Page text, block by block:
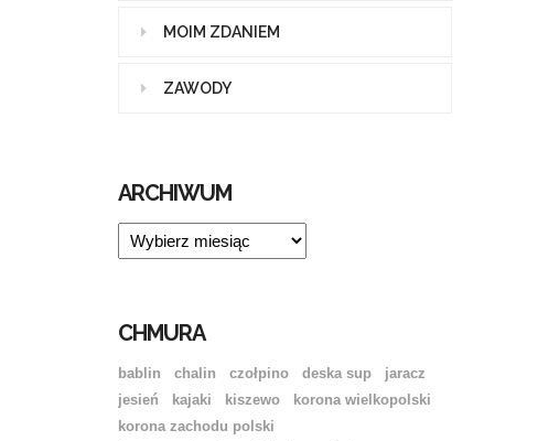
MOIM ZDANIEM
ZAWODY
ARCHIWUM
ARCHIWUM
CHMURA
bablin chalin czołpino deska sup
jaracz
jesień
kajaki kiszewo
korona wielkopolski
korona zachodu polski